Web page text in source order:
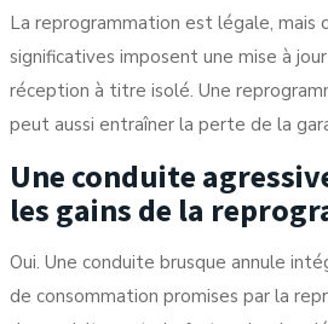
La reprogrammation est légale, mais
significatives imposent une mise à
réception à titre isolé. Une
peut aussi entraîner la perte de la
Une conduite
les gains de la
Oui. Une conduite brusque annule
de consommation promises par la